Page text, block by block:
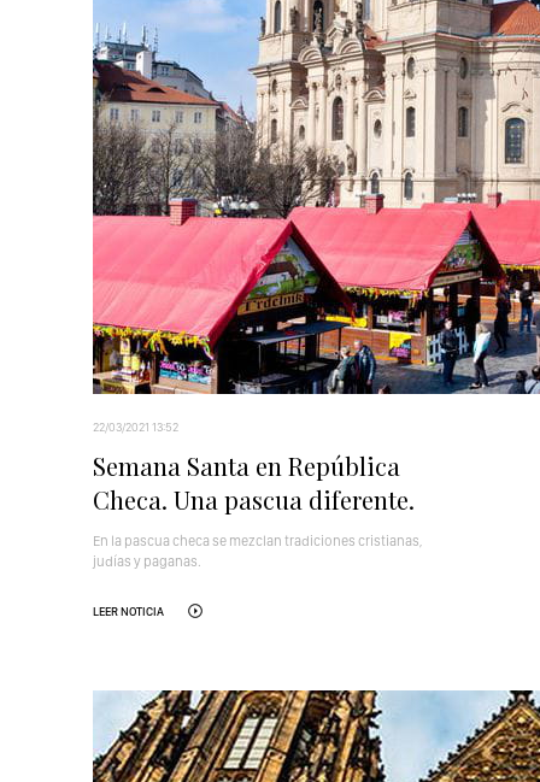
22/03/2021 13:52
Semana Santa en República
Checa. Una pascua diferente.
En la pascua checa se mezclan tradiciones cristianas,
judías y paganas.
LEER NOTICIA